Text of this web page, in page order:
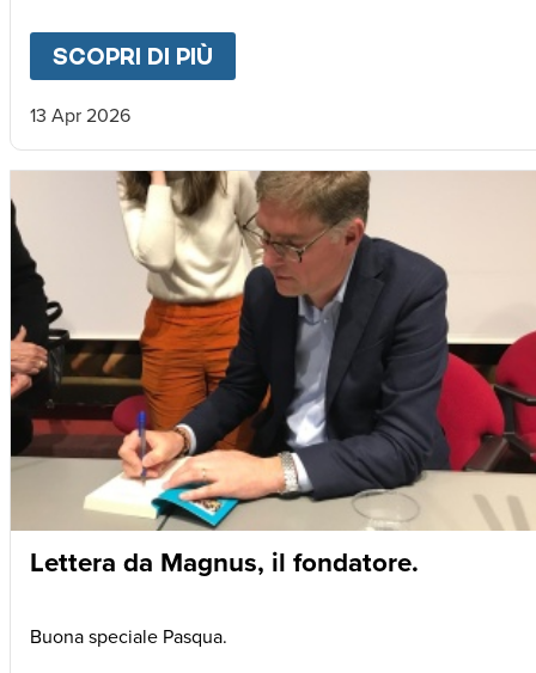
SCOPRI DI PIÙ
13 Apr 2026
Lettera da Magnus, il fondatore.
Buona speciale Pasqua.